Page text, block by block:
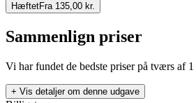
HæftetFra 135,00 kr.
Sammenlign priser
Vi har fundet de bedste priser på tværs af 1
+ Vis detaljer om denne udgave